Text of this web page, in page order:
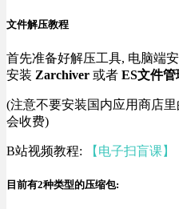
文件解压教程
首先准备好解压工具, 电脑端
安装 Zarchiver 或者 ES文件管
(注意不要安装国内应用商店
会收费)
B站视频教程: 【电子扫盲课
目前有2种类型的压缩包: